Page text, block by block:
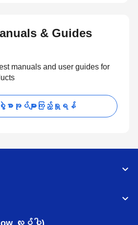
& Guides
manuals and user guides for
ာအုပ်များကြည့်ရှုရန်
လုပ်ပါ)